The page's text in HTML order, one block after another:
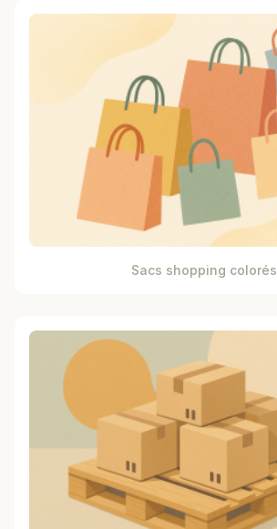
Sacs shopping colorés